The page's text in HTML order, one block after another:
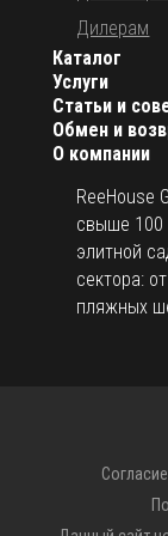
Столик из
Галогеновая
Под заказ
Открыть
О компании
ReeHouse
свыше 100
элитной
сектора:
пляжных
Каталог
Услуги
Статьи и
Обмен и
Дилерам